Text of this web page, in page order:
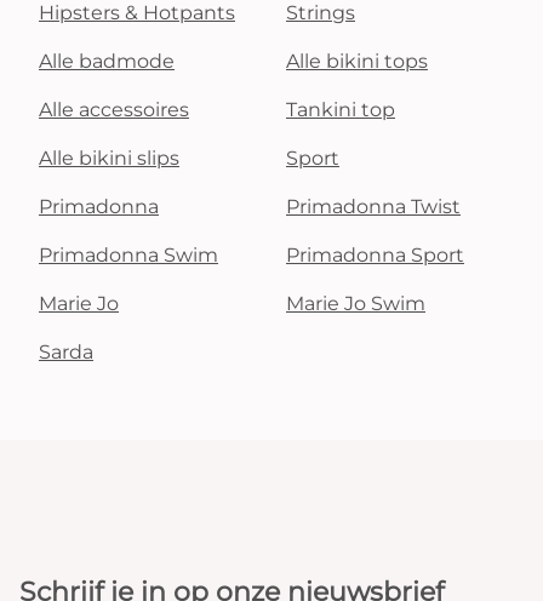
Hipsters & Hotpants Strings
Alle badmode Alle bikini tops
Alle accessoires Tankini top
Alle bikini slips Sport
Primadonna Primadonna Twist
Primadonna Swim Primadonna Sport
Marie Jo Marie Jo Swim
Sarda
Schrijf je in op onze nieuwsbrief